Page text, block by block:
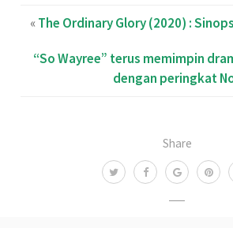
Share
«The Ordinary Glory (2020) :
“So Wayree” terus memimpin
dengan peringkat